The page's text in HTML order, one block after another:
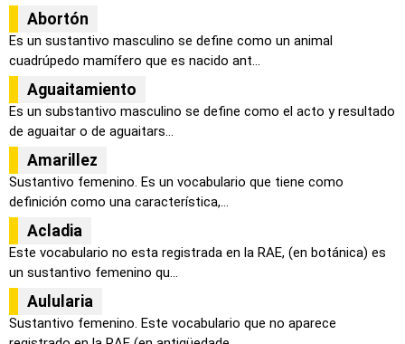
Abortón
Es un sustantivo masculino se define como un animal
cuadrúpedo mamífero que es nacido ant...
Aguaitamiento
Es un substantivo masculino se define como el acto y resultado
de aguaitar o de aguaitars...
Amarillez
Sustantivo femenino. Es un vocabulario que tiene como
definición como una característica,...
Acladia
Este vocabulario no esta registrada en la RAE, (en botánica) es
un sustantivo femenino qu...
Aulularia
Sustantivo femenino. Este vocabulario que no aparece